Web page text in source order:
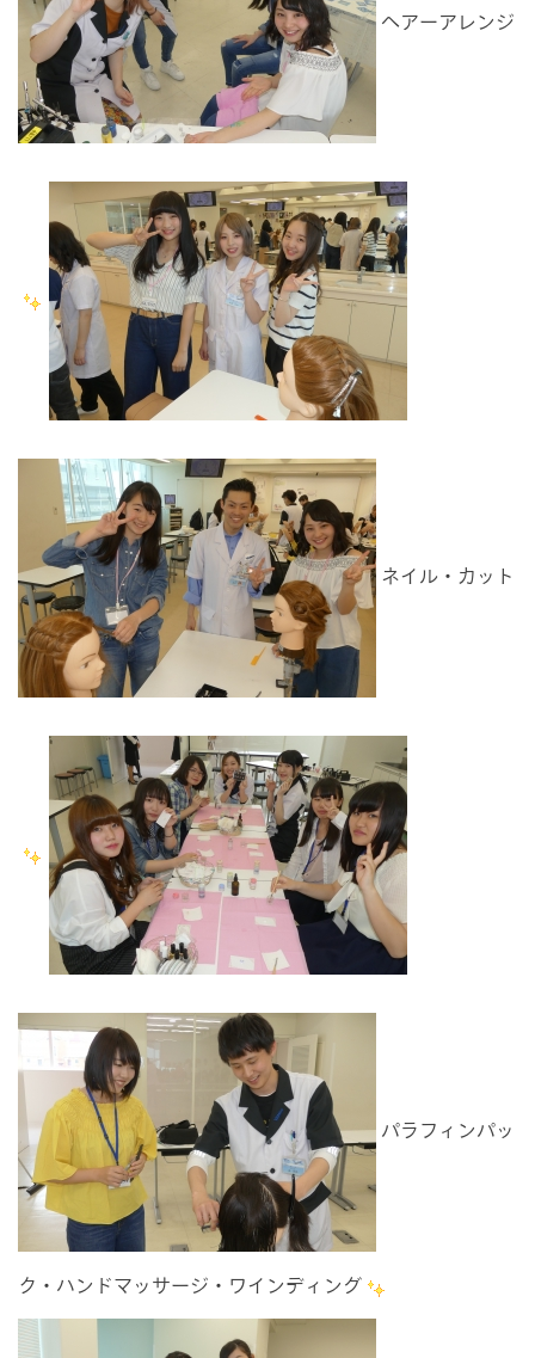
ヘアーアレンジ
ネイル・カット
パラフィンパッ
ク・ハンドマッサージ・ワインディング